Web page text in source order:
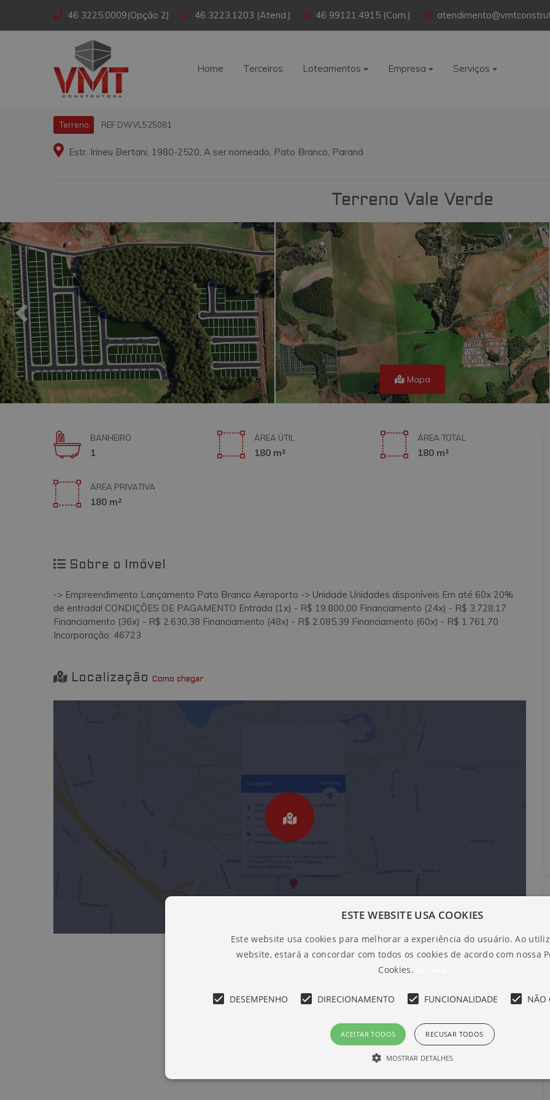
46 3225.0009(Opção 2) 46 3223.1203 (Atend.) 46 99121.4915 (Com.)
Home Terceiros Loteamentos Empresa Serviços
Terreno REF DWVL525081
Estr. Irineu Bertani, 1980-2520, A ser nomeado, Pato Branco, Paraná
Terreno Vale Verde
Mapa
BANHEIRO
1
ÁREA ÚTIL
180 m²
ÁREA TOTAL
180 m²
ÁREA PRIVATIVA
180 m²
Sobre o Imóvel
-> Empreendimento Lançamento Pato Branco Aeroporto -> Unidade Unidades disponíveis Em até 60x 20%
de entrada! CONDIÇÕES DE PAGAMENTO Entrada (1x) - R$ 19.800,00 Financiamento (24x) - R$ 3.728,17
Financiamento (36x) - R$ 2.630,38 Financiamento (48x) - R$ 2.085,39 Financiamento (60x) - R$ 1.761,70
Incorporação: 46723
Localização Como chegar
ESTE WEBSITE USA COOKIES
Este website usa cookies para melhorar a experiência do usuário. Ao
website, estará a concordar com todos os cookies de acordo com nossa
Cookies.
DESEMPENHO DIRECIONAMENTO FUNCIONALIDADE NÃO
ACEITAR TODOS RECUSAR TODOS
MOSTRAR DETALHES